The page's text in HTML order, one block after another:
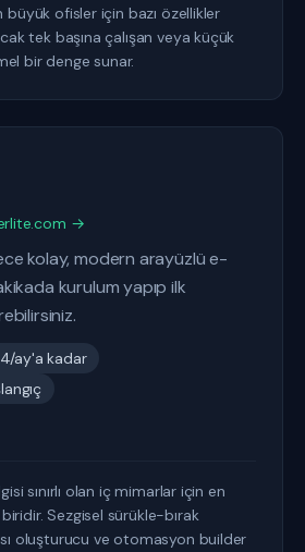
büyük ofisler için bazı özellikler
tek başına çalışan veya küçük
bir denge sunar.
→
kolay, modern arayüzlü e-
kurulum yapıp ilk
ay'a kadar
sınırlı olan iç mimarlar için en
Sezgisel sürükle-bırak
oluşturucu ve otomasyon builder